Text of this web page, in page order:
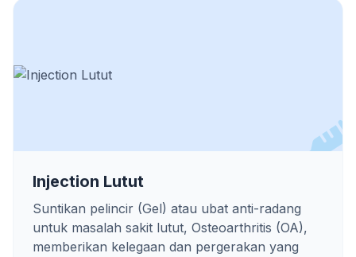
Injection Lutut
Suntikan pelincir (Gel) atau ubat anti-radang
untuk masalah sakit lutut, Osteoarthritis (OA),
memberikan kelegaan dan pergerakan yang